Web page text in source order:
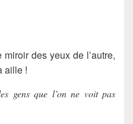
des yeux de l’autre,
aille !
gens que l’on ne voit pas